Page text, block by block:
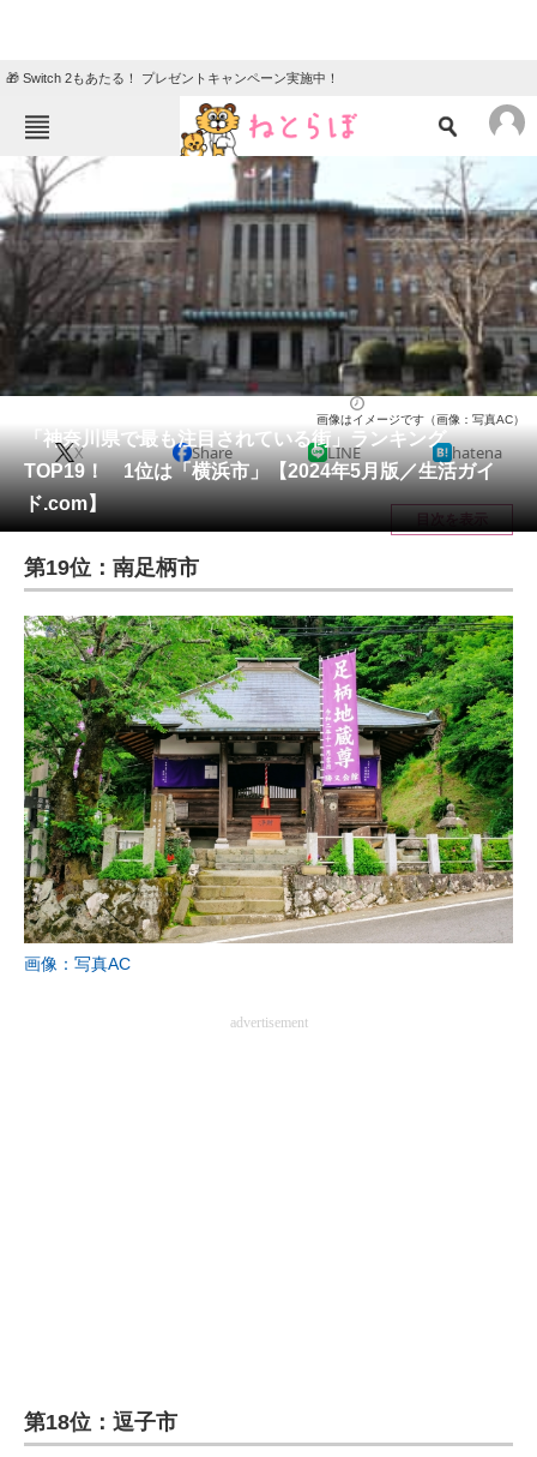
🎁 Switch 2もあたる！ プレゼントキャンペーン実施中！
ねとらぼメニュー
TOP ニュース
エンタメ
グルメ
住まい 教育・育児
動物 リサーチ
会員記事
メディア
注目記事を集めた総合ページ
ITの今と未来を見通す
スマホと通信の最新トレンド
進化するPCとデバイスの未来
好きが集まる 比べて選べる
ビジネスと働き方のヒント
AI活用のいまが分かる
企業ITのトレンドを詳説
エネルギーの専門メディア
「神奈川県で最も注目されている街」ランキング
TOP19！ 1位は「横浜市」【2024年5月版／生活ガイ
ド.com】
画像はイメージです（画像：写真AC）
X Share LINE hatena
目次を表示
第19位：南足柄市
画像：写真AC
advertisement
第18位：逗子市